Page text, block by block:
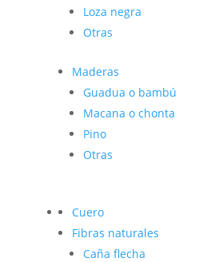
Loza negra
Otras
Maderas
Guadua o bambú
Macana o chonta
Pino
Otras
Cuero
Fibras naturales
Caña flecha